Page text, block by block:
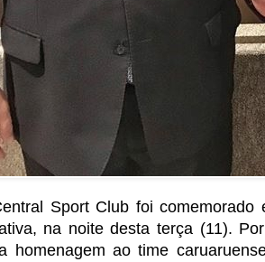
Sport Club foi comemorado
na noite desta terça (11).
homenagem ao time